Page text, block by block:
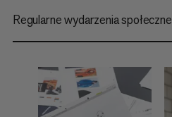
Regularne wydarzenia społeczne